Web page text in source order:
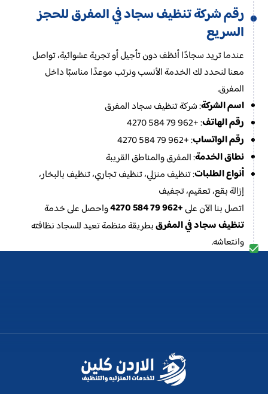
رقم شركة تنظيف سجاد في المفرق للحجز
السريع
عندما تريد سجادًا أنظف دون تأجيل أو تجربة عشوائية، تواصل
معنا لنحدد لك الخدمة الأنسب ونرتب موعدًا مناسبًا داخل
المفرق.
اسم الشركة: شركة تنظيف سجاد المفرق
رقم الهاتف: +962 79 584 4270
رقم الواتساب: +962 79 584 4270
نطاق الخدمة: المفرق والمناطق القريبة
أنواع الطلبات: تنظيف منزلي، تنظيف تجاري، تنظيف بالبخار،
إزالة بقع، تعقيم، تجفيف
اتصل بنا الآن على+962 79 584 4270
واحصل على خدمة
تنظيف سجاد في المفرقبطريقة منظمة تعيد للسجاد نظافته
وانتعاشه.